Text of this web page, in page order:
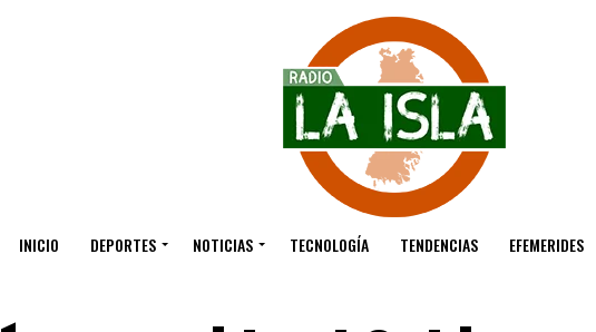
INICIO DEPORTES NOTICIAS TECNOLOGÍA TENDENCIAS EFEMERIDES